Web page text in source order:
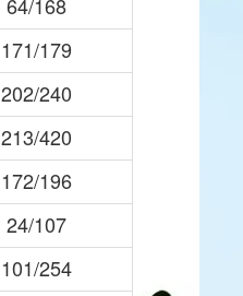
171/179
202/240
213/420
172/196
24/107
101/254